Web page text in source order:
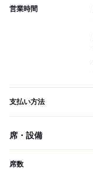
営業時間
支払い方法
席・設備
席数